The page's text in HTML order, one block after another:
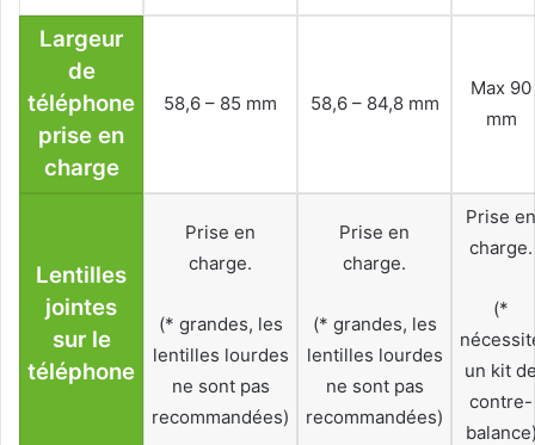
Largeur
de
téléphone
prise en
charge
58,6 – 85 mm 58,6 – 84,8 mm
Max 90
mm
Lentilles
jointes
sur le
téléphone
Prise en
charge.
(* grandes, les
lentilles lourdes
ne sont pas
recommandées)
Prise en
charge.
(* grandes, les
lentilles lourdes
ne sont pas
recommandées)
Prise en
charge.
(*
un kit
contre-